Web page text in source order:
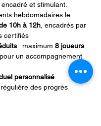
et stimulant.
hebdomadaires le
10h à 12h , encadrés par
certifiés
: maximum 8 joueurs
pour un accompagnement
personnalisé :
des progrès